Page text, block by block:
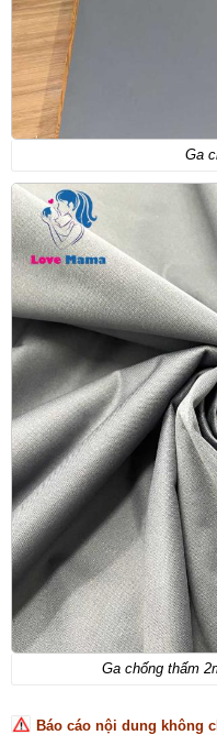
Ga
Ga chống thấm
Báo cáo nội dung không